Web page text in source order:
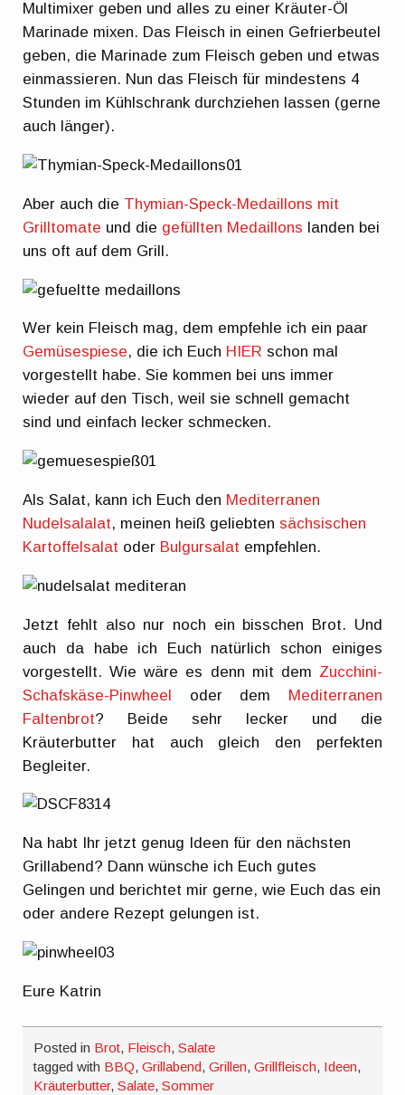
Multimixer geben und alles zu einer Kräuter-Öl
Marinade mixen. Das Fleisch in einen Gefrierbeutel
geben, die Marinade zum Fleisch geben und etwas
einmassieren. Nun das Fleisch für mindestens 4
Stunden im Kühlschrank durchziehen lassen (gerne
auch länger).
Aber auch die Thymian-Speck-Medaillons mit
Grilltomate und die gefüllten Medaillons landen bei
uns oft auf dem Grill.
Wer kein Fleisch mag, dem empfehle ich ein paar
Gemüsespiese, die ich Euch HIER schon mal
vorgestellt habe. Sie kommen bei uns immer
wieder auf den Tisch, weil sie schnell gemacht
sind und einfach lecker schmecken.
Als Salat, kann ich Euch den Mediterranen
Nudelsalalat, meinen heiß geliebten sächsischen
Kartoffelsalat oder Bulgursalat empfehlen.
Jetzt fehlt also nur noch ein bisschen Brot. Und
auch da habe ich Euch natürlich schon einiges
vorgestellt. Wie wäre es denn mit dem Zucchini-
Schafskäse-Pinwheel oder dem Mediterranen
Faltenbrot? Beide sehr lecker und die
Kräuterbutter hat auch gleich den perfekten
Begleiter.
Na habt Ihr jetzt genug Ideen für den nächsten
Grillabend? Dann wünsche ich Euch gutes
Gelingen und berichtet mir gerne, wie Euch das ein
oder andere Rezept gelungen ist.
Eure Katrin
Posted in Brot, Fleisch,Salate
tagged with BBQ,Grillabend,Grillen,Grillfleisch, Ideen,
Kräuterbutter,Salate,Sommer